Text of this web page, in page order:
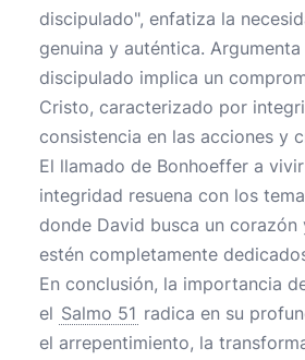
discipulado", enfatiza la
genuina y auténtica.
discipulado implica un
Cristo, caracterizado por
consistencia en las acciones y
El llamado de Bonhoeffer a
integridad resuena con los
donde David busca un corazón
estén completamente
En conclusión, la importancia
el Salmo 51 radica en su
el arrepentimiento, la